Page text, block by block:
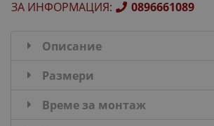
ЗА ИНФОРМАЦИЯ: 0896661089
Описание
Размери
Време за монтаж